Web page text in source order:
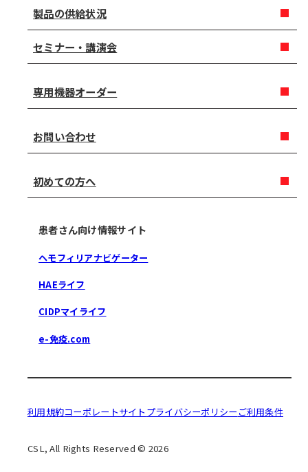
製品の供給状況
セミナー・講演会
専用機器オーダー
お問い合わせ
初めての方へ
患者さん向け情報サイト
ヘモフィリアナビゲーター
HAEライフ
CIDPマイライフ
e-免疫.com
利用規約コーポレートサイト プライバシーポリシー ご利用条件
CSL, All Rights Reserved © 2026